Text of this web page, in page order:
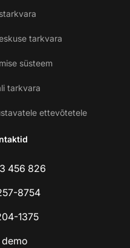
tarkvara
süsteem
tarkvara
ettevõtetele
456 826
8754
1375